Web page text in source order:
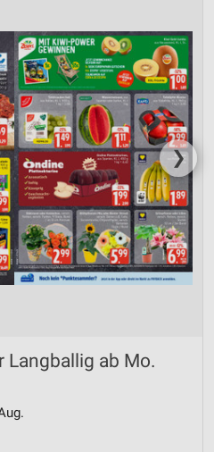
❯
Langballig ab Mo.